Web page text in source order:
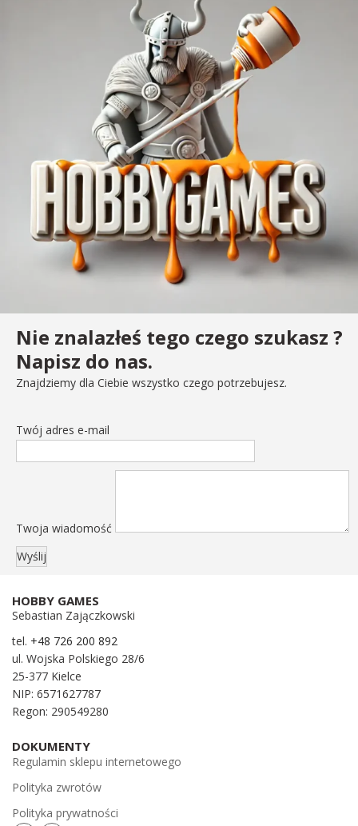
Nie znalazłeś tego czego szukasz ?
Napisz do nas.
Znajdziemy dla Ciebie wszystko czego potrzebujesz.
Twój adres e-mail
Twoja wiadomość
HOBBY GAMES
Sebastian Zajączkowski
tel. +48 726 200 892
ul. Wojska Polskiego 28/6
25-377 Kielce
NIP: 6571627787
Regon: 290549280
DOKUMENTY
Regulamin sklepu internetowego
Polityka zwrotów
Polityka prywatności